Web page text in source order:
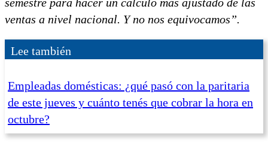
ventas a nivel nacional. Y no nos equivocamos”.
Lee también
Empleadas domésticas: ¿qué pasó con la paritaria
de este jueves y cuánto tenés que cobrar la hora en
octubre?